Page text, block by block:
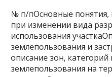
№ п/пОсновные понятия,
при изменении вида
использования
землепользования и
описание зон,
землепользования на